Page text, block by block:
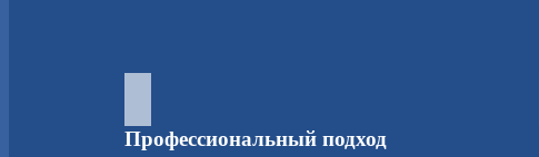
Профессиональный подход